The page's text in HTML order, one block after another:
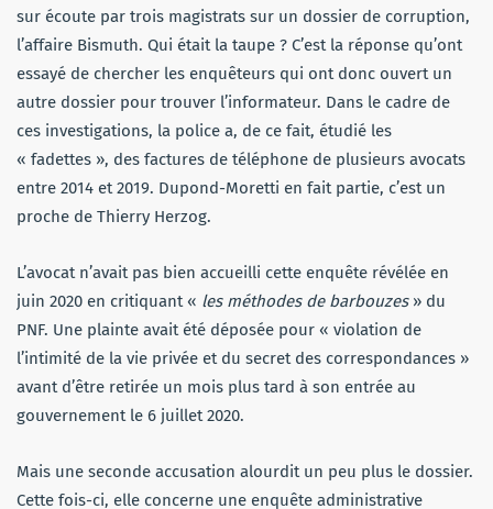
sur écoute par trois magistrats sur un dossier de corruption,
l’affaire Bismuth. Qui était la taupe ? C’est la réponse qu’ont
essayé de chercher les enquêteurs qui ont donc ouvert un
autre dossier pour trouver l’informateur. Dans le cadre de
ces investigations, la police a, de ce fait, étudié les
« fadettes », des factures de téléphone de plusieurs avocats
entre 2014 et 2019. Dupond-Moretti en fait partie, c’est un
proche de Thierry Herzog.
L’avocat n’avait pas bien accueilli cette enquête révélée en
juin 2020 en critiquant « les méthodes de barbouzes » du
PNF. Une plainte avait été déposée pour « violation de
l’intimité de la vie privée et du secret des correspondances »
avant d’être retirée un mois plus tard à son entrée au
gouvernement le 6 juillet 2020.
Mais une seconde accusation alourdit un peu plus le dossier.
Cette fois-ci, elle concerne une enquête administrative